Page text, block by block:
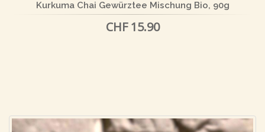
Kurkuma Chai Gewürztee Mischung Bio, 90g
CHF 15.90